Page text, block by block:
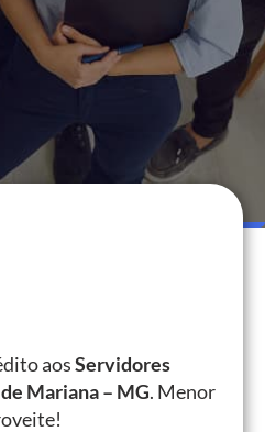
aosServidores
Mariana – MG. Menor